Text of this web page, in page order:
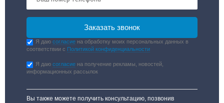
Я даюсогласие на обработку моих персональных данных в
соответствии с Политикой конфиденциальности
Я даюсогласие на получение рекламы, новостей,
информационных рассылок
Вы также можете получить консультацию, позвонив